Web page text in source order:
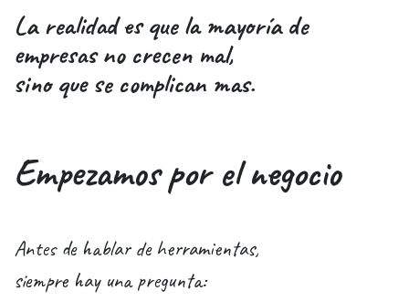
La realidad es que la mayoría de
empresas no crecen mal,
sino que se complican mas.
Empezamos por el negocio
Antes de hablar de herramientas,
siempre hay una pregunta: